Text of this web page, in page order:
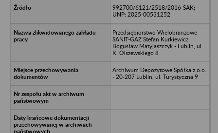
992700/6121/2518/2016-SAK;
UNP: 2025-00531252
Przedsiębiorstwo Wielobranżowe
SANIT-GAZ Stefan Kurkiewicz,
Bogusław Matyjaszczyk - Lublin, ul.
K. Olszewskiego 8
Archiwum Depozytowe Spółka z o.o.
- 20-207 Lublin, ul. Turystyczna 9